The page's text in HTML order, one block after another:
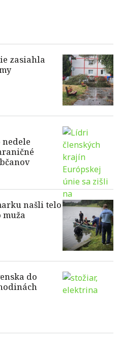
zasiahla
našli telo
muža
do